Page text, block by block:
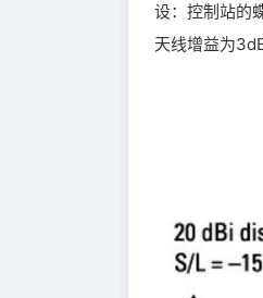
设：控制站的
天线增益为